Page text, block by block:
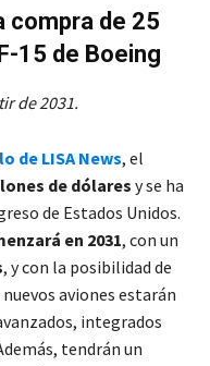
compra de 25
15 de Boeing
de 2031.
de LISA News, el
de dólaresy se ha
de Estados Unidos.
en 2031, con un
, y con la posibilidad de
aviones estarán
integrados
tendrán un